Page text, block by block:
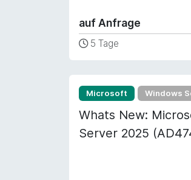
auf Anfrage
5 Tage
Microsoft Windows
Whats New:
Server 2025